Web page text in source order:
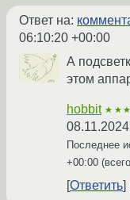
Ответ на:
06:10:20 +00:00
А
этом
hobbit
Последнее
+00:00 (всего
Ответить